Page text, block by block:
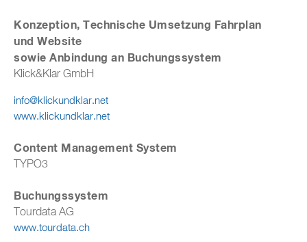
Konzeption, Technische Umsetzung Fahrplan
und Website
sowie Anbindung an Buchungssystem
Klick&Klar GmbH
info@klickundklar.net
www.klickundklar.net
Content Management System
TYPO3
Buchungssystem
Tourdata AG
www.tourdata.ch